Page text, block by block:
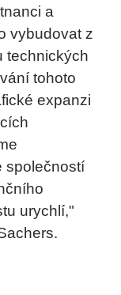
a
vybudovat z
technických
tohoto
expanzi
společností
urychlí,"